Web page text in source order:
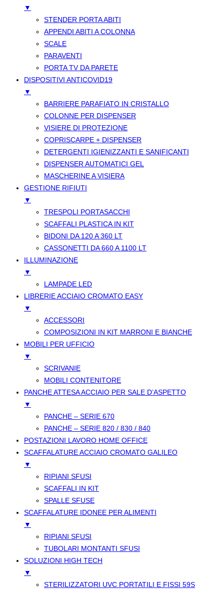
▼
STENDER PORTA ABITI
APPENDI ABITI A COLONNA
SCALE
PARAVENTI
PORTA TV DA PARETE
DISPOSITIVI ANTICOVID19
▼
BARRIERE PARAFIATO IN CRISTALLO
COLONNE PER DISPENSER
VISIERE DI PROTEZIONE
COPRISCARPE + DISPENSER
DETERGENTI IGIENIZZANTI E SANIFICANTI
DISPENSER AUTOMATICI GEL
MASCHERINE A VISIERA
GESTIONE RIFIUTI
▼
TRESPOLI PORTASACCHI
SCAFFALI PLASTICA IN KIT
BIDONI DA 120 A 360 LT
CASSONETTI DA 660 A 1100 LT
ILLUMINAZIONE
▼
LAMPADE LED
LIBRERIE ACCIAIO CROMATO EASY
▼
ACCESSORI
COMPOSIZIONI IN KIT MARRONI E BIANCHE
MOBILI PER UFFICIO
▼
SCRIVANIE
MOBILI CONTENITORE
PANCHE ATTESA ACCIAIO PER SALE D’ASPETTO
▼
PANCHE – SERIE 670
PANCHE – SERIE 820 / 830 / 840
POSTAZIONI LAVORO HOME OFFICE
SCAFFALATURE ACCIAIO CROMATO GALILEO
▼
RIPIANI SFUSI
SCAFFALI IN KIT
SPALLE SFUSE
SCAFFALATURE IDONEE PER ALIMENTI
▼
RIPIANI SFUSI
TUBOLARI MONTANTI SFUSI
SOLUZIONI HIGH TECH
▼
STERILIZZATORI UVC PORTATILI E FISSI 59S